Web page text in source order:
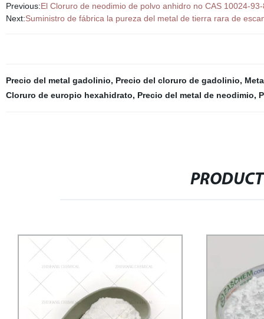
Previous:El Cloruro de neodimio de polvo anhidro no CAS 10024-
Next:Suministro de fábrica la pureza del metal de tierra rara de
Precio del metal gadolinio, Precio del cloruro de gadolinio,
Cloruro de europio hexahidrato, Precio del metal de neodimio,